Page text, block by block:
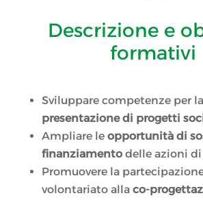
Descrizione e
formativi
Sviluppare competenze per la
presentazione di progetti
Ampliare le opportunità di
finanziamentodelle azioni
Promuovere la
volontariato alla co-